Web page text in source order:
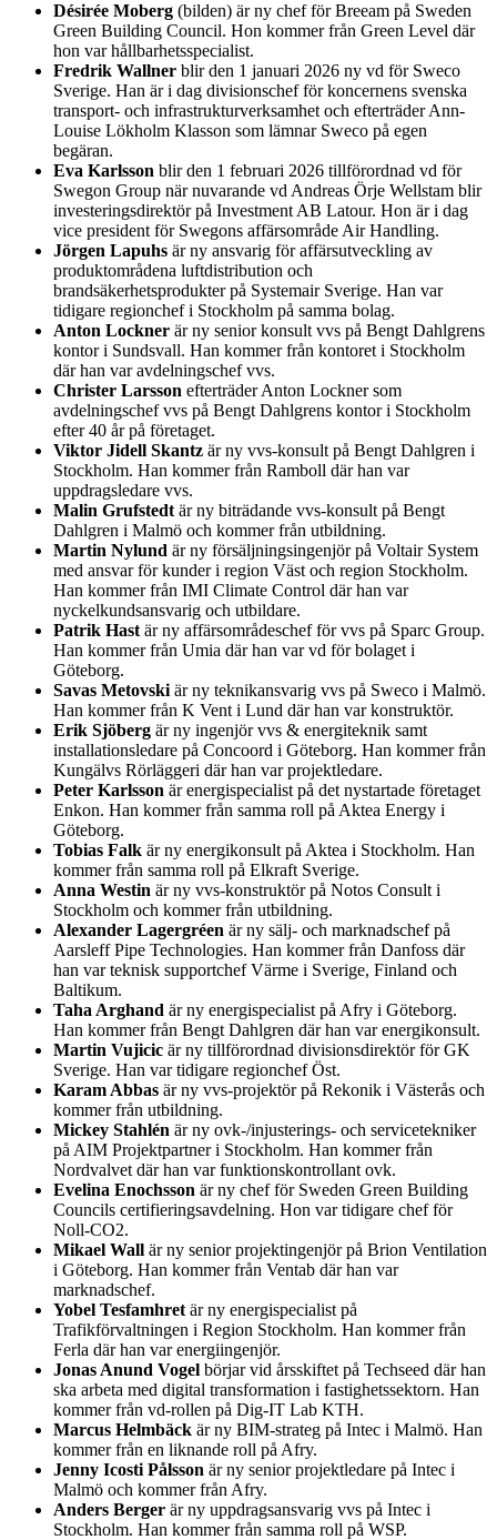
Désirée Moberg (bilden) är ny chef för Breeam på Sweden
Green Building Council. Hon kommer från Green Level där
hon var hållbarhetsspecialist.
Fredrik Wallner blir den 1 januari 2026 ny vd för Sweco
Sverige. Han är i dag divisionschef för koncernens svenska
transport- och infrastrukturverksamhet och efterträder Ann-
Louise Lökholm Klasson som lämnar Sweco på egen
begäran.
Eva Karlsson blir den 1 februari 2026 tillförordnad vd för
Swegon Group när nuvarande vd Andreas Örje Wellstam blir
investeringsdirektör på Investment AB Latour. Hon är i dag
vice president för Swegons affärsområde Air Handling.
Jörgen Lapuhs är ny ansvarig för affärsutveckling av
produktområdena luftdistribution och
brandsäkerhetsprodukter på Systemair Sverige. Han var
tidigare regionchef i Stockholm på samma bolag.
Anton Lockner är ny senior konsult vvs på Bengt Dahlgrens
kontor i Sundsvall. Han kommer från kontoret i Stockholm
där han var avdelningschef vvs.
Christer Larsson efterträder Anton Lockner som
avdelningschef vvs på Bengt Dahlgrens kontor i Stockholm
efter 40 år på företaget.
Viktor Jidell Skantz är ny vvs-konsult på Bengt Dahlgren i
Stockholm. Han kommer från Ramboll där han var
uppdragsledare vvs.
Malin Grufstedt är ny biträdande vvs-konsult på Bengt
Dahlgren i Malmö och kommer från utbildning.
Martin Nylund är ny försäljningsingenjör på Voltair System
med ansvar för kunder i region Väst och region Stockholm.
Han kommer från IMI Climate Control där han var
nyckelkundsansvarig och utbildare.
Patrik Hast är ny affärsområdeschef för vvs på Sparc Group.
Han kommer från Umia där han var vd för bolaget i
Göteborg.
Savas Metovski är ny teknikansvarig vvs på Sweco i Malmö.
Han kommer från K Vent i Lund där han var konstruktör.
Erik Sjöberg är ny ingenjör vvs & energiteknik samt
installationsledare på Concoord i Göteborg. Han kommer från
Kungälvs Rörläggeri där han var projektledare.
Peter Karlsson är energispecialist på det nystartade företaget
Enkon. Han kommer från samma roll på Aktea Energy i
Göteborg.
Tobias Falk är ny energikonsult på Aktea i Stockholm. Han
kommer från samma roll på Elkraft Sverige.
Anna Westin är ny vvs-konstruktör på Notos Consult i
Stockholm och kommer från utbildning.
Alexander Lagergréen är ny sälj- och marknadschef på
Aarsleff Pipe Technologies. Han kommer från Danfoss där
han var teknisk supportchef Värme i Sverige, Finland och
Baltikum.
Taha Arghand är ny energispecialist på Afry i Göteborg.
Han kommer från Bengt Dahlgren där han var energikonsult.
Martin Vujicic är ny tillförordnad divisionsdirektör för GK
Sverige. Han var tidigare regionchef Öst.
Karam Abbas är ny vvs-projektör på Rekonik i Västerås och
kommer från utbildning.
Mickey Stahlén är ny ovk-/injusterings- och servicetekniker
på AIM Projektpartner i Stockholm. Han kommer från
Nordvalvet där han var funktionskontrollant ovk.
Evelina Enochsson är ny chef för Sweden Green Building
Councils certifieringsavdelning. Hon var tidigare chef för
Noll-CO2.
Mikael Wall är ny senior projektingenjör på Brion Ventilation
i Göteborg. Han kommer från Ventab där han var
marknadschef.
Yobel Tesfamhret är ny energispecialist på
Trafikförvaltningen i Region Stockholm. Han kommer från
Ferla där han var energiingenjör.
Jonas Anund Vogel börjar vid årsskiftet på Techseed där han
ska arbeta med digital transformation i fastighetssektorn. Han
kommer från vd-rollen på Dig-IT Lab KTH.
Marcus Helmbäck är ny BIM-strateg på Intec i Malmö. Han
kommer från en liknande roll på Afry.
Jenny Icosti Pålsson är ny senior projektledare på Intec i
Malmö och kommer från Afry.
Anders Berger är ny uppdragsansvarig vvs på Intec i
Stockholm. Han kommer från samma roll på WSP.